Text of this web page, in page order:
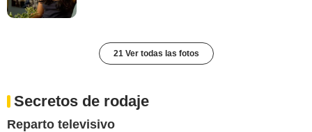
21 Ver todas las fotos
Secretos de rodaje
Reparto televisivo